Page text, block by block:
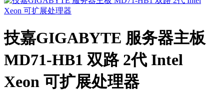
技嘉GIGABYTE 服务器主板
MD71-HB1 双路 2代 Intel
Xeon 可扩展处理器